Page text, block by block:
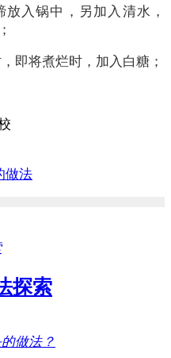
入锅中，另加入清水，
即将煮烂时，加入白糖；
做法
探索